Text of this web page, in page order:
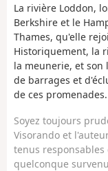
La rivière Loddon,
Berkshire et le
Thames, qu'elle
Historiquement, la
la meunerie, et son
de barrages et
de ces promenades.
Soyez toujours
Visorando et
tenus
quelconque